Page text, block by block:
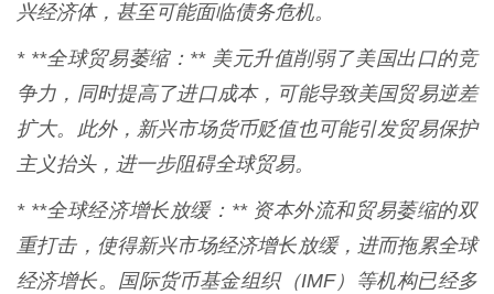
兴经济体，甚至可能面临债务危机。
* **全球贸易萎缩：** 美元升值削弱了美国出口的竞
争力，同时提高了进口成本，可能导致美国贸易逆差
扩大。此外，新兴市场货币贬值也可能引发贸易保护
主义抬头，进一步阻碍全球贸易。
* **全球经济增长放缓：** 资本外流和贸易萎缩的双
重打击，使得新兴市场经济增长放缓，进而拖累全球
经济增长。国际货币基金组织（IMF）等机构已经多